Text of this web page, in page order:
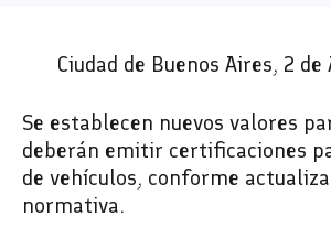
Ciudad de Buenos Aires, 2
Se establecen nuevos valores
deberán emitir certificaciones
de vehículos, conforme
normativa.